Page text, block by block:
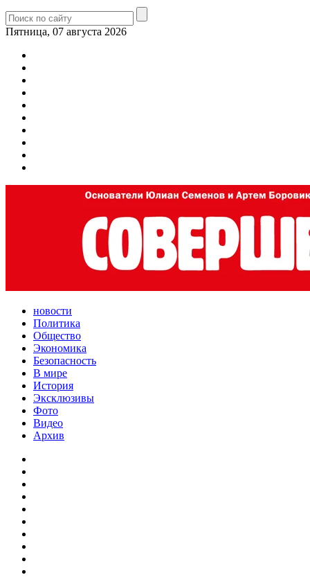
Пятница, 07 августа 2026
новости
Политика
Общество
Экономика
Безопасность
В мире
История
Эксклюзивы
Фото
Видео
Архив